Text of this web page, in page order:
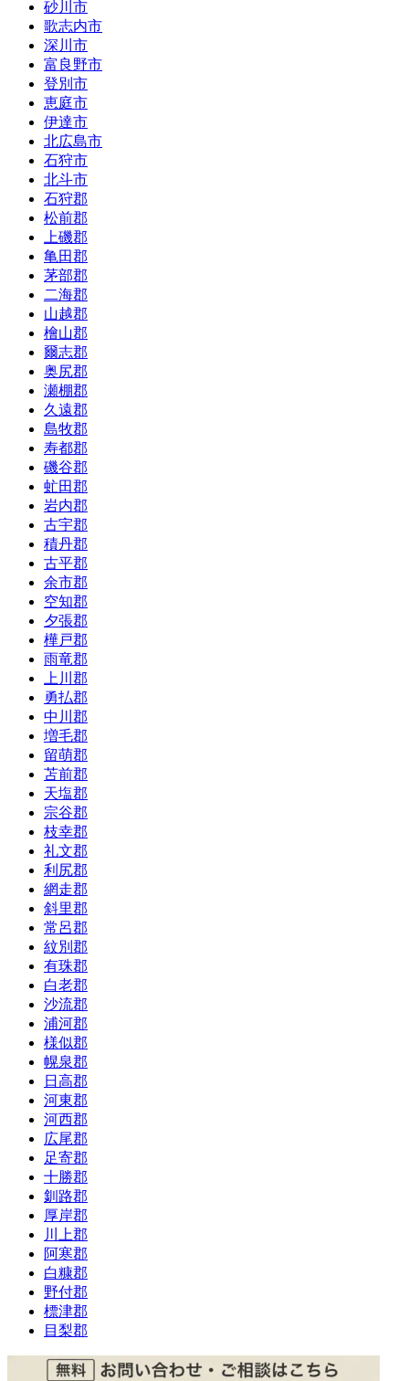
砂川市
歌志内市
深川市
富良野市
登別市
恵庭市
伊達市
北広島市
石狩市
北斗市
石狩郡
松前郡
上磯郡
亀田郡
茅部郡
二海郡
山越郡
檜山郡
爾志郡
奥尻郡
瀬棚郡
久遠郡
島牧郡
寿都郡
磯谷郡
虻田郡
岩内郡
古宇郡
積丹郡
古平郡
余市郡
空知郡
夕張郡
樺戸郡
雨竜郡
上川郡
勇払郡
中川郡
増毛郡
留萌郡
苫前郡
天塩郡
宗谷郡
枝幸郡
礼文郡
利尻郡
網走郡
斜里郡
常呂郡
紋別郡
有珠郡
白老郡
沙流郡
浦河郡
様似郡
幌泉郡
日高郡
河東郡
河西郡
広尾郡
足寄郡
十勝郡
釧路郡
厚岸郡
川上郡
阿寒郡
白糠郡
野付郡
標津郡
目梨郡